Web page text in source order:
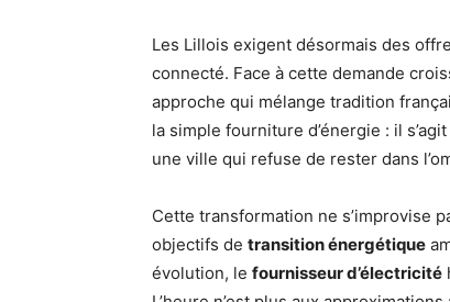
Les Lillois exigent désormais des
connecté. Face à cette demande
approche qui mélange tradition
la simple fourniture d’énergie : il
une ville qui refuse de rester dans
Cette transformation ne s’improvise
objectifs de transition énergétique
évolution, le fournisseur d’électricité